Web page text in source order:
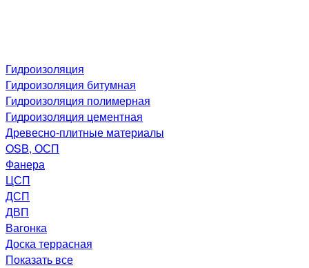
Гидроизоляция
Гидроизоляция битумная
Гидроизоляция полимерная
Гидроизоляция цементная
Древесно-плитные материалы
OSB, ОСП
Фанера
ЦСП
ДСП
ДВП
Вагонка
Доска террасная
Показать все